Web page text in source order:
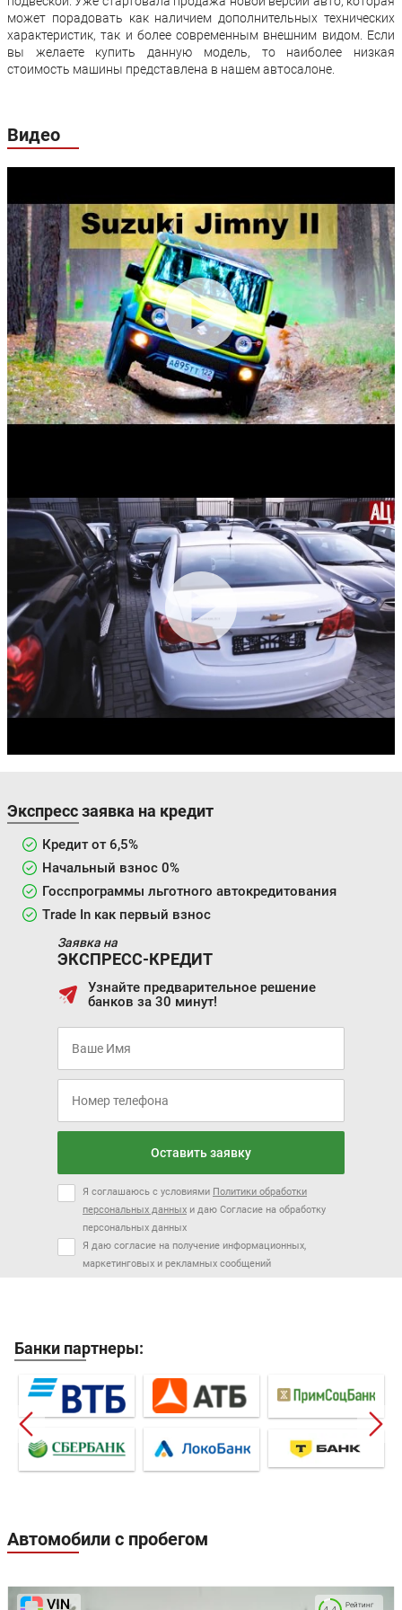
Передние
тормоза:
Дисковые Дисковые
Задние тормоза: Барабанные Барабанные
может порадовать как наличием дополнительных технических
характеристик, так и более современным внешним видом. Если
вы желаете купить данную модель, то наиболее низкая
стоимость машины представлена в нашем автосалоне.
Видео
Экспресс заявка на кредит
Кредит от 6,5%
Начальный взнос 0%
Госспрограммы льготного автокредитования
Trade In как первый взнос
Заявка на
ЭКСПРЕСС-КРЕДИТ
Узнайте предварительное решение
банков за 30 минут!
Оставить заявку
Я соглашаюсь с условиями Политики обработки
персональных данных и даю Согласие на обработку
персональных данных
Я даю согласие на получение информационных,
маркетинговых и рекламных сообщений
Банки партнеры:
Автомобили с пробегом
Рейтинг